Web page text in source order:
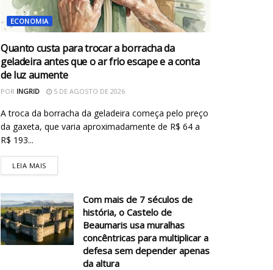
ECONOMIA
Quanto custa para trocar a borracha da
geladeira antes que o ar frio escape e a conta
de luz aumente
POR INGRID 5 DE AGOSTO DE 2026
A troca da borracha da geladeira começa pelo preço
da gaxeta, que varia aproximadamente de R$ 64 a
R$ 193...
LEIA MAIS
Com mais de 7 séculos de
história, o Castelo de
Beaumaris usa muralhas
concêntricas para multiplicar a
defesa sem depender apenas
da altura